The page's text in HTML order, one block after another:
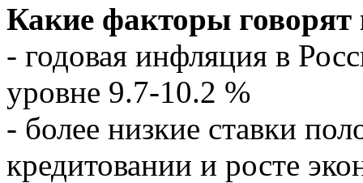
Какие факторы говорят
- годовая инфляция в
уровне 9.7-10.2 %
- более низкие ставки
кредитовании и росте